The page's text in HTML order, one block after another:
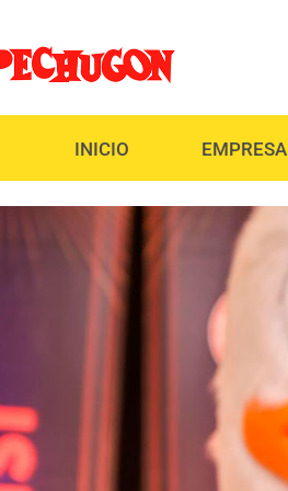
INICIO EMPRESA